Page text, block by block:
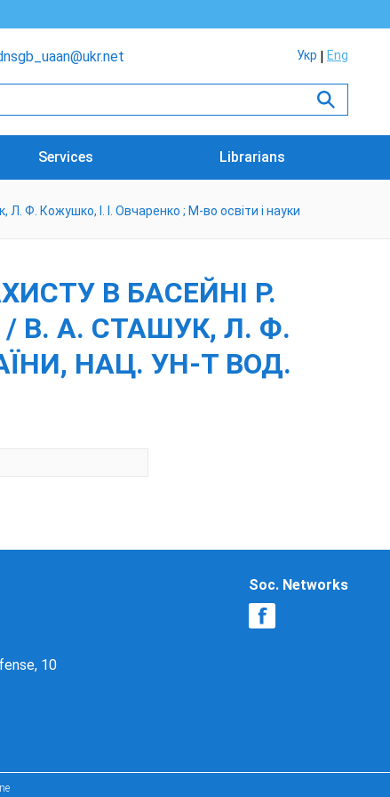
Укр Eng
Services Librarians
Ф. Кожушко, І. І. Овчаренко ; М-во освіти і науки
В БАСЕЙНІ Р.
/ В. А. СТАШУК, Л. Ф.
НАЦ. УН-Т ВОД.
10
Soc. Networks